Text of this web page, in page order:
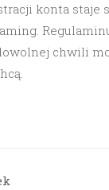
konta staje
chwili